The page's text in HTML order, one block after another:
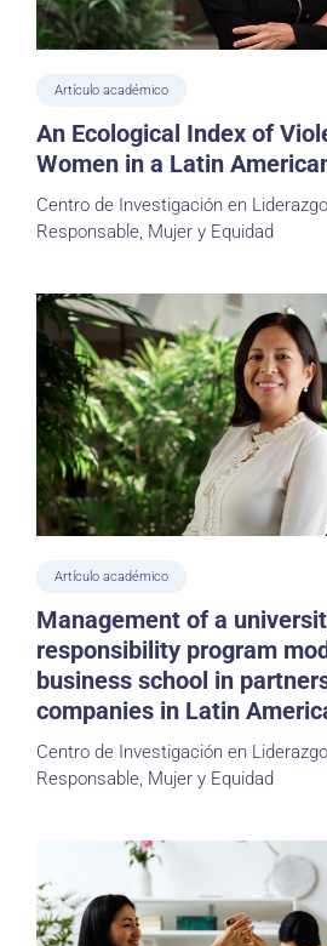
Artículo académico
An Ecological Index of
Women in a Latin
Centro de Investigación en
Responsable, Mujer y Equidad
Artículo académico
Management of a
responsibility program
business school in
companies in Latin
Centro de Investigación en
Responsable, Mujer y Equidad